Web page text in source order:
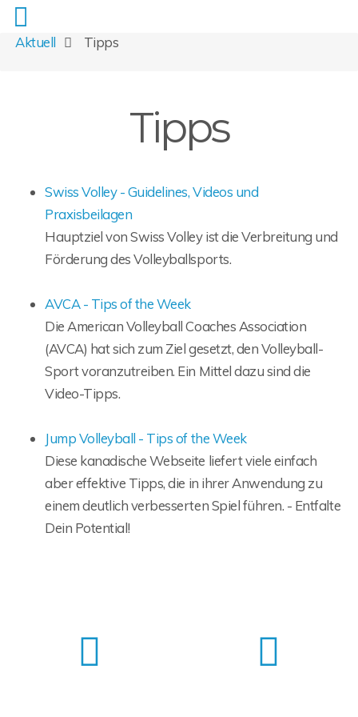
Aktuell Tipps
Tipps
Swiss Volley - Guidelines, Videos und
Praxisbeilagen
Hauptziel von Swiss Volley ist die Verbreitung und
Förderung des Volleyballsports.
AVCA - Tips of the Week
Die American Volleyball Coaches Association
(AVCA) hat sich zum Ziel gesetzt, den Volleyball-
Sport voranzutreiben. Ein Mittel dazu sind die
Video-Tipps.
Jump Volleyball - Tips of the Week
Diese kanadische Webseite liefert viele einfach
aber effektive Tipps, die in ihrer Anwendung zu
einem deutlich verbesserten Spiel führen. - Entfalte
Dein Potential!